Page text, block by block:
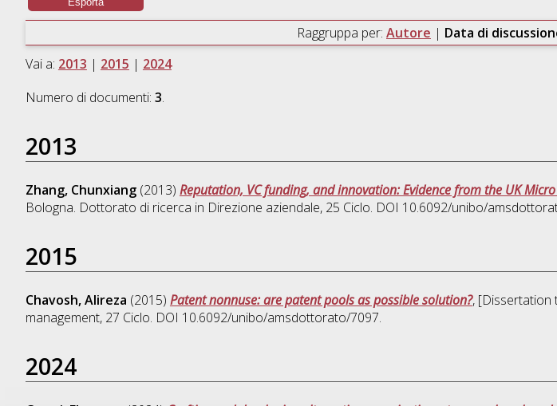
Raggruppa per: Autore | Data di
Vai a: 2013 | 2015 | 2024
Numero di documenti: 3.
2013
Zhang, Chunxiang(2013) Reputation, VC funding, and innovation: Evidence from the UK
Bologna. Dottorato di ricerca in Direzione aziendale, 25 Ciclo. DOI 10.6092/unibo/
2015
Chavosh, Alireza (2015) Patent nonnuse: are patent pools as possible solution?, [Dissertation
management, 27 Ciclo. DOI 10.6092/unibo/amsdottorato/7097.
2024